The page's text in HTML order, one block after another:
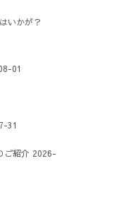
いかが？
01
31
ご紹介 2026-